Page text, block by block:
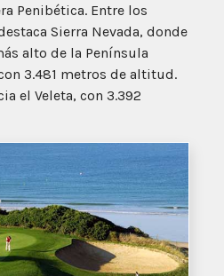
Penibética. Entre los
Sierra Nevada, donde
alto de la Península
3.481 metros de altitud.
el Veleta, con 3.392